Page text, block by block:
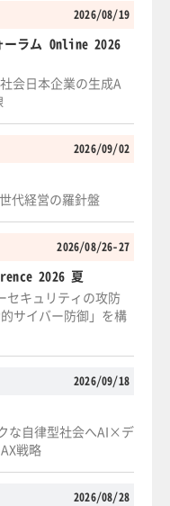
2026/08/19
ーラム Online 2026
会日本企業の生成A
2026/09/02
代経営の羅針盤
2026/08/26-27
2026 夏
セキュリティの攻防
サイバー防御」を構
2026/09/18
な自律型社会へAI×デ
戦略
2026/08/28